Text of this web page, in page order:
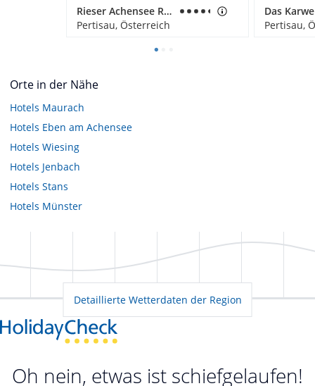
Rieser Achensee Resort
Pertisau, Österreich
Pertisau,
Orte in der Nähe
Hotels Maurach
Hotels Eben am Achensee
Hotels Wiesing
Hotels Jenbach
Hotels Stans
Hotels Münster
Detaillierte Wetterdaten der Region
Oh nein, etwas ist schiefgelaufen!